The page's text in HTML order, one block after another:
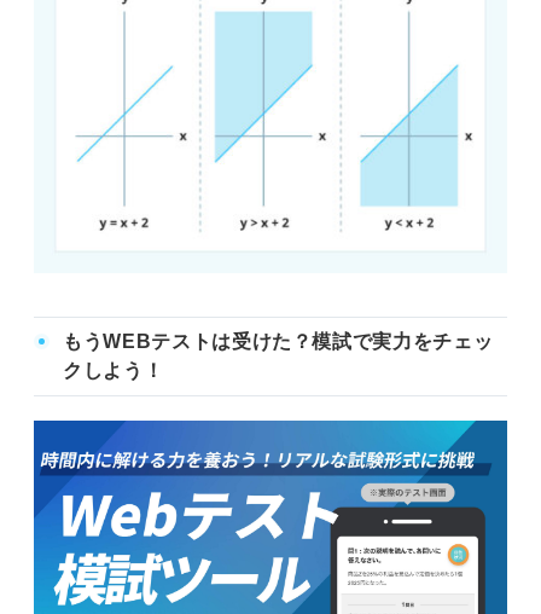
もうWEBテストは受けた？模試で実力をチェッ
クしよう！